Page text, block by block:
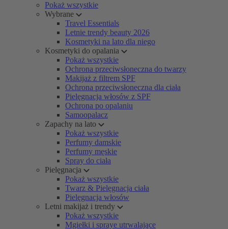
Pokaż wszystkie
Wybrane
Travel Essentials
Letnie trendy beauty 2026
Kosmetyki na lato dla niego
Kosmetyki do opalania
Pokaż wszystkie
Ochrona przeciwsłoneczna do twarzy
Makijaż z filtrem SPF
Ochrona przeciwsłoneczna dla ciała
Pielęgnacja włosów z SPF
Ochrona po opalaniu
Samoopalacz
Zapachy na lato
Pokaż wszystkie
Perfumy damskie
Perfumy męskie
Spray do ciała
Pielęgnacja
Pokaż wszystkie
Twarz & Pielęgnacja ciała
Pielęgnacja włosów
Letni makijaż i trendy
Pokaż wszystkie
Mgiełki i spraye utrwalające